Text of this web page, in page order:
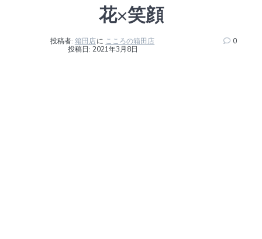
花×笑顔
投稿者: 箱田店に こころの箱田店
投稿日: 2021年3月8日
0